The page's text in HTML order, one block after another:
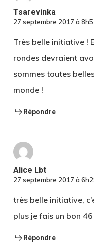
Tsarevinka
27 septembre 2017 à
Très belle initiative !
rondes devraient
sommes toutes
monde !
Répondre
Alice Lbt
27 septembre 2017 à
très belle initiative,
plus je fais un bon
Répondre